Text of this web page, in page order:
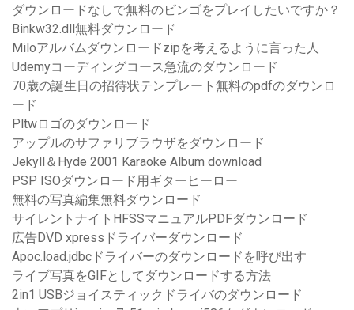
ダウンロードなしで無料のビンゴをプレイしたいですか？
Binkw32.dll無料ダウンロード
Miloアルバムダウンロードzipを考えるように言った人
Udemyコーディングコース急流のダウンロード
70歳の誕生日の招待状テンプレート無料のpdfのダウンロ
ード
Pltwロゴのダウンロード
アップルのサファリブラウザをダウンロード
Jekyll＆Hyde 2001 Karaoke Album download
PSP ISOダウンロード用ギターヒーロー
無料の写真編集無料ダウンロード
サイレントナイトHFSSマニュアルPDFダウンロード
広告DVD xpressドライバーダウンロード
Apoc.load.jdbcドライバーのダウンロードを呼び出す
ライブ写真をGIFとしてダウンロードする方法
2in1 USBジョイスティックドライバのダウンロード